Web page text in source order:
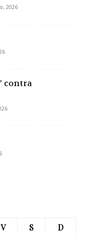
2026
contra
V S
D